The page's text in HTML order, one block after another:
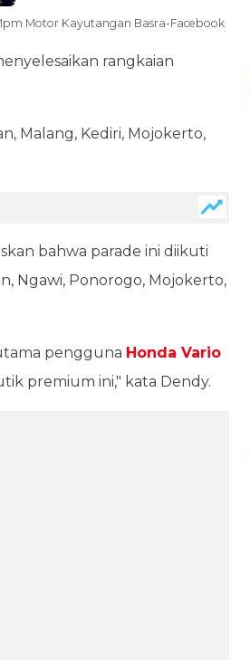
Motor Kayutangan Basra-Facebook
rangkaian
Malang, Kediri, Mojokerto,
bahwa parade ini diikuti
Ngawi, Ponorogo, Mojokerto,
pengguna Honda Vario
premium ini," kata Dendy.